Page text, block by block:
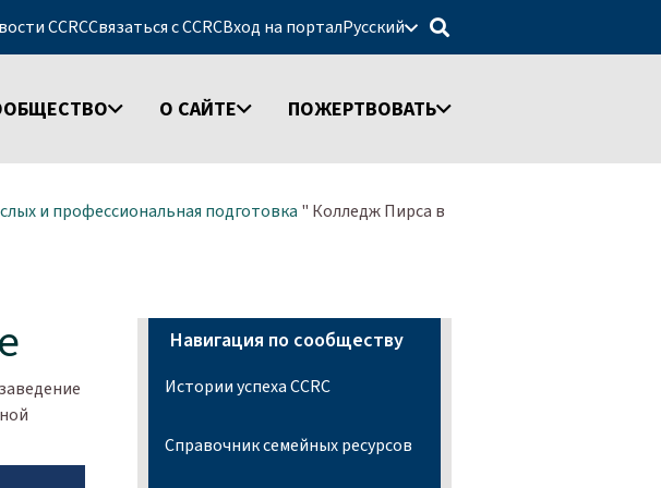
CCRCСвязаться с CCRCВход на порталРусский
О САЙТЕ ПОЖЕРТВОВАТЬ
и профессиональная подготовка " Колледж Пирса в
Навигация по сообществу
Истории успеха CCRC
Справочник семейных ресурсов